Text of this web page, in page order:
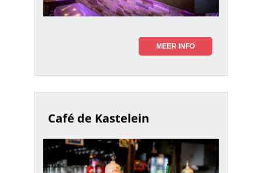
MEER INFO
Café de Kastelein